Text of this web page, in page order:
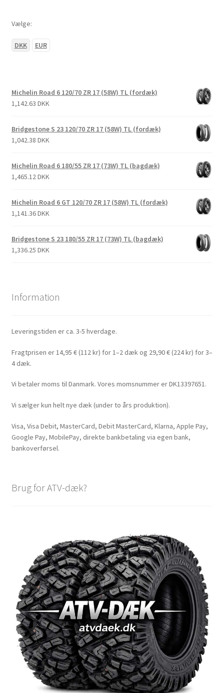
Vælge:
DKK EUR
Michelin Road 6 120/70 ZR 17 (58W) TL (fordæk)
1,142.63 DKK
Bridgestone S 23 120/70 ZR 17 (58W) TL (fordæk)
1,042.38 DKK
Michelin Road 6 180/55 ZR 17 (73W) TL (bagdæk)
1,465.12 DKK
Michelin Road 6 GT 120/70 ZR 17 (58W) TL (fordæk)
1,141.36 DKK
Bridgestone S 23 180/55 ZR 17 (73W) TL (bagdæk)
1,336.25 DKK
Information
Leveringstiden er ca. 3-5 hverdage.
Fragtprisen er 14,95 € (112 kr) for 1–2 dæk og 29,90 € (224 kr) for 3–
4 dæk.
Vi betaler moms til Danmark. Vores momsnummer er DK13397651.
Vi sælger kun helt nye dæk (under to års produktion).
Visa, Visa Debit, MasterCard, Debit MasterCard, Klarna, Apple Pay,
Google Pay, MobilePay, direkte bankbetaling via egen bank,
bankoverførsel.
Brug for ATV-dæk?